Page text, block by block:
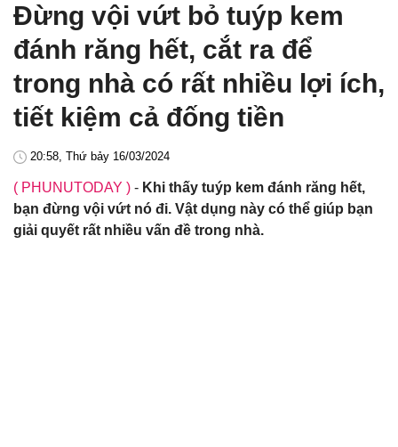
Đừng vội vứt bỏ tuýp kem
đánh răng hết, cắt ra để
trong nhà có rất nhiều lợi ích,
tiết kiệm cả đống tiền
20:58, Thứ bảy 16/03/2024
( PHUNUTODAY ) - Khi thấy tuýp kem đánh răng hết,
bạn đừng vội vứt nó đi. Vật dụng này có thể giúp bạn
giải quyết rất nhiều vấn đề trong nhà.